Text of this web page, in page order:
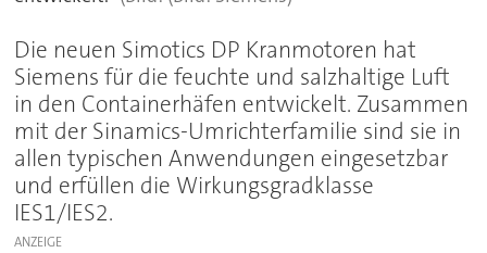
Die neuen Simotics DP Kranmotoren hat
Siemens für die feuchte und salzhaltige Luft
in den Containerhäfen entwickelt. Zusammen
mit der Sinamics-Umrichterfamilie sind sie in
allen typischen Anwendungen eingesetzbar
und erfüllen die Wirkungsgradklasse
IES1/IES2.
ANZEIGE